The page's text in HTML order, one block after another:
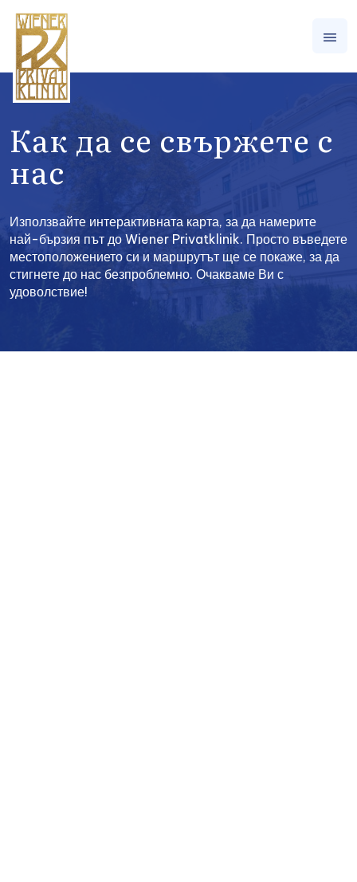
Как да се свържете с
нас
Използвайте интерактивната карта, за да намерите
най-бързия път до Wiener Privatklinik. Просто въведете
местоположението си и маршрутът ще се покаже, за да
стигнете до нас безпроблемно. Очакваме Ви с
удоволствие!